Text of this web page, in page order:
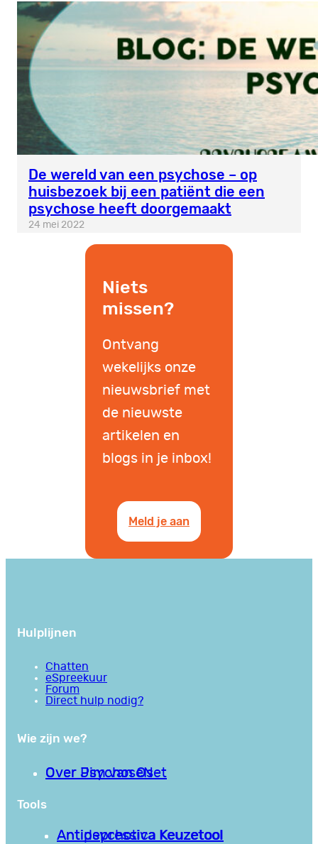
De wereld van een psychose – op
huisbezoek bij een patiënt die een
psychose heeft doorgemaakt
24 mei 2022
Niets
missen?
Ontvang
wekelijks onze
nieuwsbrief met
de nieuwste
artikelen en
blogs in je inbox!
Meld je aan
Hulplijnen
Chatten
eSpreekuur
Forum
Direct hulp nodig?
Wie zijn we?
Over PsychoseNet
Over Jim van Os
Tools
Antipsychotica Keuzetool
Antidepressiva Keuzetool